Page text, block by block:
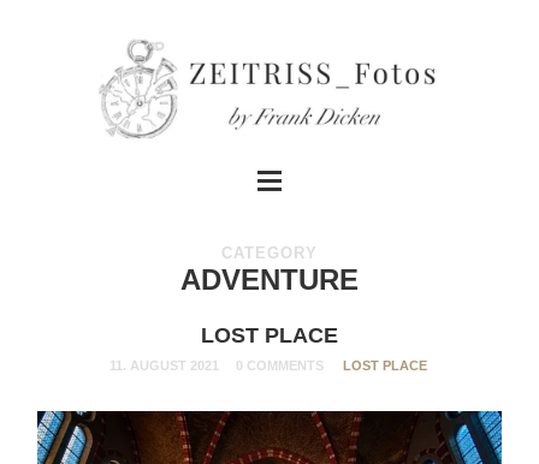
CATEGORY
ADVENTURE
LOST PLACE
11. AUGUST 2021 0 COMMENTS LOST PLACE